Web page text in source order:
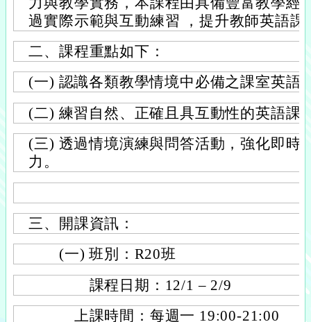
過實際示範與互動練習 ，提升教師英語
二、課程重點如下：
(一) 認識各類教學情境中必備之課室英語
(二) 練習自然、正確且具互動性的英語課
(三) 透過情境演練與問答活動，強化即時
力。
三、開課資訊：
(一) 班別：R20班
課程日期：12/1 – 2/9
上課時間：每週一 19:00-21:00